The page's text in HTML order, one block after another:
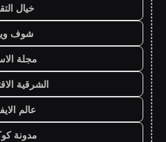
خيال
شوف
مجلة
الشرقية
عالم
مدونة